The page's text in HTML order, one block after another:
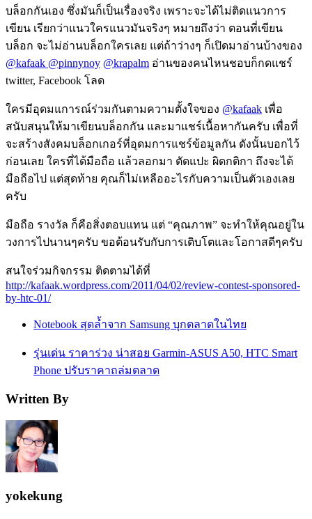
บล็อกกันเอง ซึ่งมันก็เป็นเรื่องจริง เพราะจะได้ไม่ติดแนวการ
เขียน เรียกว่าแนวใครแนวมันจริงๆ หมายถึงว่า ตอนที่เขียน
บล็อก จะไม่อ่านบล็อกใครเลย แต่ถ้าว่างๆ ก็เปิดมาอ่านบ้างของ
@kafaak @pinnynoy @krapalm อ่านของคนไหนชอบก็กดแชร์
twitter, Facebook โลด
ใครมีอุดมแการณ์ร่วมกันตามความตั้งใจของ @kafaak เพื่อ
สนับสนุนให้มาเขียนบล็อกกัน และมาแชร์เนื้อหากันครับ เพื่อที่
จะสร้างสังคมบล็อกเกอร์ที่อุดมการแชร์ข้อมูลกัน ดังนั้นบอกไว้
ก่อนเลย ใครที่ได้มือถือ แล้วลอกมา ตัดแปะ ผิดกติกา ถึงจะได้
มือถือไป แต่สุดท้าย คุณก็ไม่เหลืออะไรกับความเป็นตัวเองเลย
ครับ
มือถือ รางวัล ก็คือสิ่งตอบแทน แต่ “คุณภาพ” จะทำให้คุณอยู่ใน
วงการไปนานๆครับ ขอต้อนรับกับการเติบโตและโอกาสดีๆครับ
สนใจร่วมกิจกรรม ติดตามได้ที่
http://kafaak.wordpress.com/2011/04/02/review-contest-sponsored-
by-htc-01/
Notebook สุดล้ำจาก Samsung บุกตลาดในไทย
รุ่นเด่น ราคาร่วง น่าสอย Garmin-ASUS A50, HTC Smart
Phone ปรับราคาถล่มตลาด
Written By
yokekung